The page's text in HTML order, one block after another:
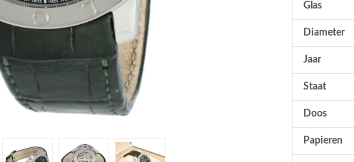
Glas
Diameter
Jaar
Staat
Doos
Papieren